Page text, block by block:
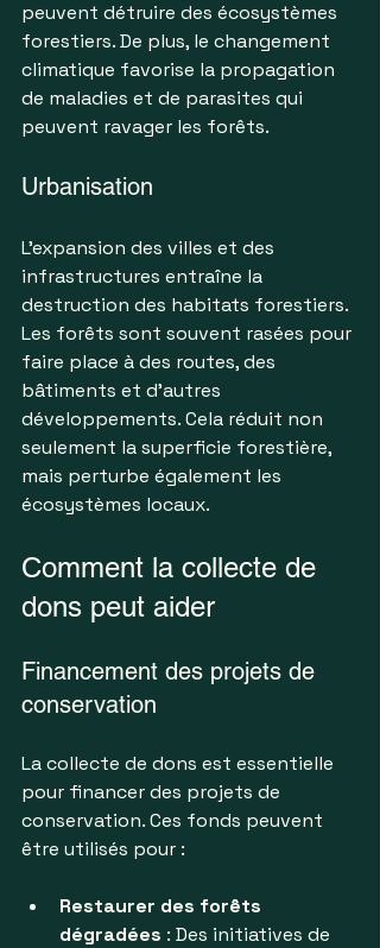
peuvent détruire des écosystèmes
forestiers. De plus, le changement
climatique favorise la propagation
de maladies et de parasites qui
peuvent ravager les forêts.
Urbanisation
L'expansion des villes et des
infrastructures entraîne la
destruction des habitats forestiers.
Les forêts sont souvent rasées pour
faire place à des routes, des
bâtiments et d'autres
développements. Cela réduit non
seulement la superficie forestière,
mais perturbe également les
écosystèmes locaux.
Comment la collecte de
dons peut aider
Financement des projets de
conservation
La collecte de dons est essentielle
pour financer des projets de
conservation. Ces fonds peuvent
être utilisés pour :
Restaurer des forêts
dégradées : Des initiatives de